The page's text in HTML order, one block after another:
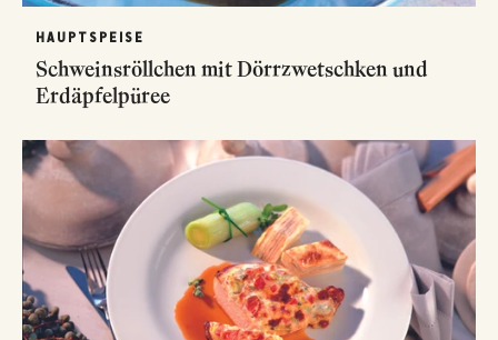
HAUPTSPEISE
Schweinsröllchen mit Dörrzwetschken und
Erdäpfelpüree